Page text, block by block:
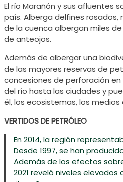
El río Marañón y sus afluentes
país. Alberga delfines
de la cuenca albergan miles
de anteojos.
Además de albergar una
de las mayores reservas de
concesiones de perforación
del río hasta las ciudades y
él, los ecosistemas, los
VERTIDOS DE PETRÓLEO
En 2014, la región
Desde 1997, se han
Además de los efectos
2021 reveló niveles